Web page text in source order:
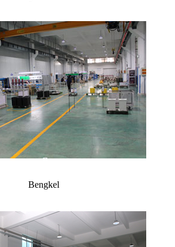
Bengkel